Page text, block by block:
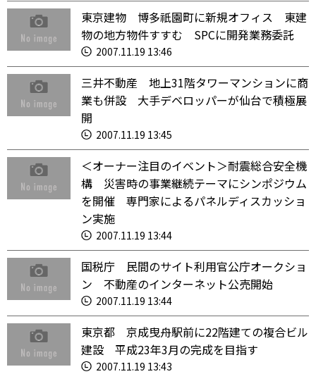
東京建物 博多祇園町に新規オフィス 東建
物の地方物件すすむ SPCに開発業務委託
2007.11.19 13:46
三井不動産 地上31階タワーマンションに商
業も併設 大手デベロッパーが仙台で積極展
開
2007.11.19 13:45
＜オーナー注目のイベント＞耐震総合安全機
構 災害時の事業継続テーマにシンポジウム
を開催 専門家によるパネルディスカッショ
ン実施
2007.11.19 13:44
国税庁 民間のサイト利用官公庁オークショ
ン 不動産のインターネット公売開始
2007.11.19 13:44
東京都 京成曳舟駅前に22階建ての複合ビル
建設 平成23年3月の完成を目指す
2007.11.19 13:43